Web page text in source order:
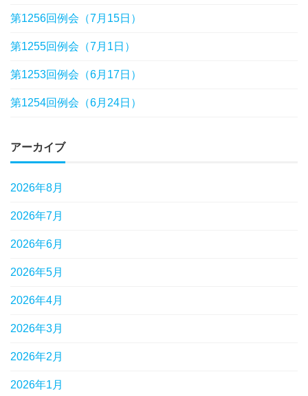
第1256回例会（7月15日）
第1255回例会（7月1日）
第1253回例会（6月17日）
第1254回例会（6月24日）
アーカイブ
2026年8月
2026年7月
2026年6月
2026年5月
2026年4月
2026年3月
2026年2月
2026年1月